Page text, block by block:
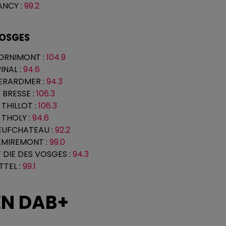
: 99.2
: 104.9
: 94.6
: 94.3
BRESSE : 106.3
THILLOT : 106.3
THOLY : 94.6
: 92.2
: 99.0
DIE DES VOSGES : 94.3
: 99.1
DAB+